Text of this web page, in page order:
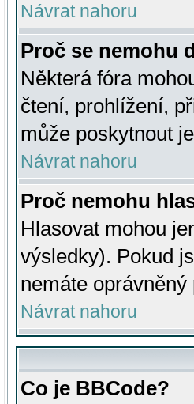
Návrat nahoru
Proč se nemohu
Některá fóra
čtení, prohlížení,
může poskytnout
Návrat nahoru
Proč nemohu
Hlasovat mohou
výsledky). Pokud
nemáte
Návrat nahoru
Co je BBCode?